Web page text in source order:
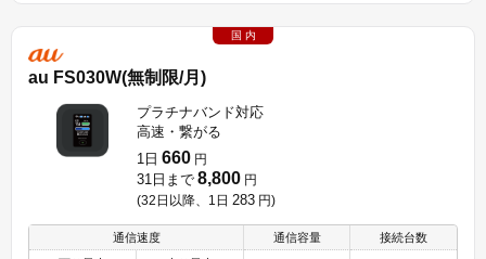
国 内
au FS030W(無制限/月)
プラチナバンド対応
高速・繋がる
1日 660 円
31日まで 8,800 円
(32日以降、1日 283 円)
通信速度 通信容量
接続台数